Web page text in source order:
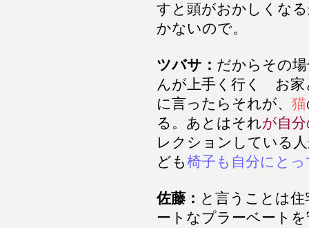
すと頭がおかしくな
かないので。
ツバサ： だからその
んが上手く行く お家
に言ったらそれが、 猫
る。あとはそれが自
レクションしている
ども椅子も自分にと
佐藤： と言うことは
ートなプラーベート